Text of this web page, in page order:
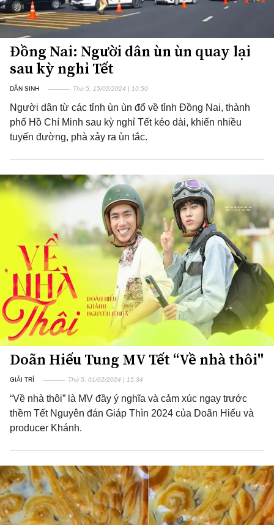
Đồng Nai: Người dân ùn ùn quay lại
sau kỳ nghỉ Tết
DÂN SINH Thứ 5, 15/02/2024 | 10:50
Người dân từ các tỉnh ùn ùn đổ về tỉnh Đồng Nai, thành
phố Hồ Chí Minh sau kỳ nghỉ Tết kéo dài, khiến nhiều
tuyến đường, phà xảy ra ùn tắc.
Doãn Hiếu Tung MV Tết “Về nhà thôi"
GIẢI TRÍ Thứ 5, 01/02/2024 | 15:34
“Về nhà thôi” là MV đầy ý nghĩa và cảm xúc ngay trước
thềm Tết Nguyên đán Giáp Thìn 2024 của Doãn Hiếu và
producer Khánh.